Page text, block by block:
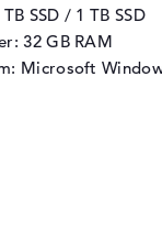
SSD / 1 TB SSD
32 GB RAM
Microsoft